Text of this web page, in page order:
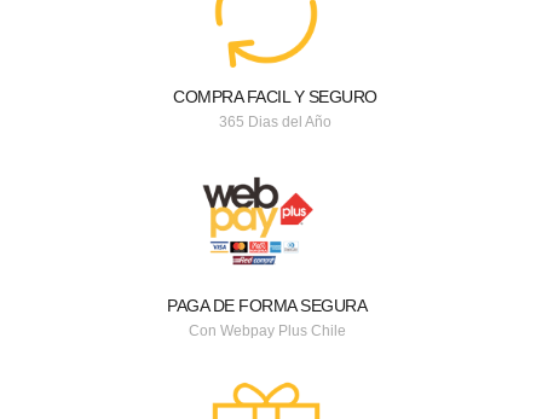
COMPRA FACIL Y SEGURO
365 Dias del Año
PAGA DE FORMA SEGURA
Con Webpay Plus Chile